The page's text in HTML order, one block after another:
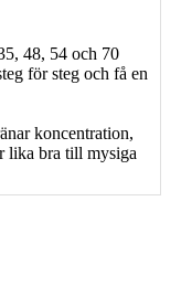
48, 54 och 70
för steg och få en
koncentration,
lika bra till mysiga